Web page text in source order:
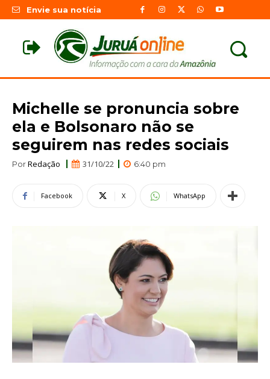
Envie sua notícia
Michelle se pronuncia sobre
ela e Bolsonaro não se
seguirem nas redes sociais
PorRedação 31/10/22 6:40 pm
Facebook X WhatsApp